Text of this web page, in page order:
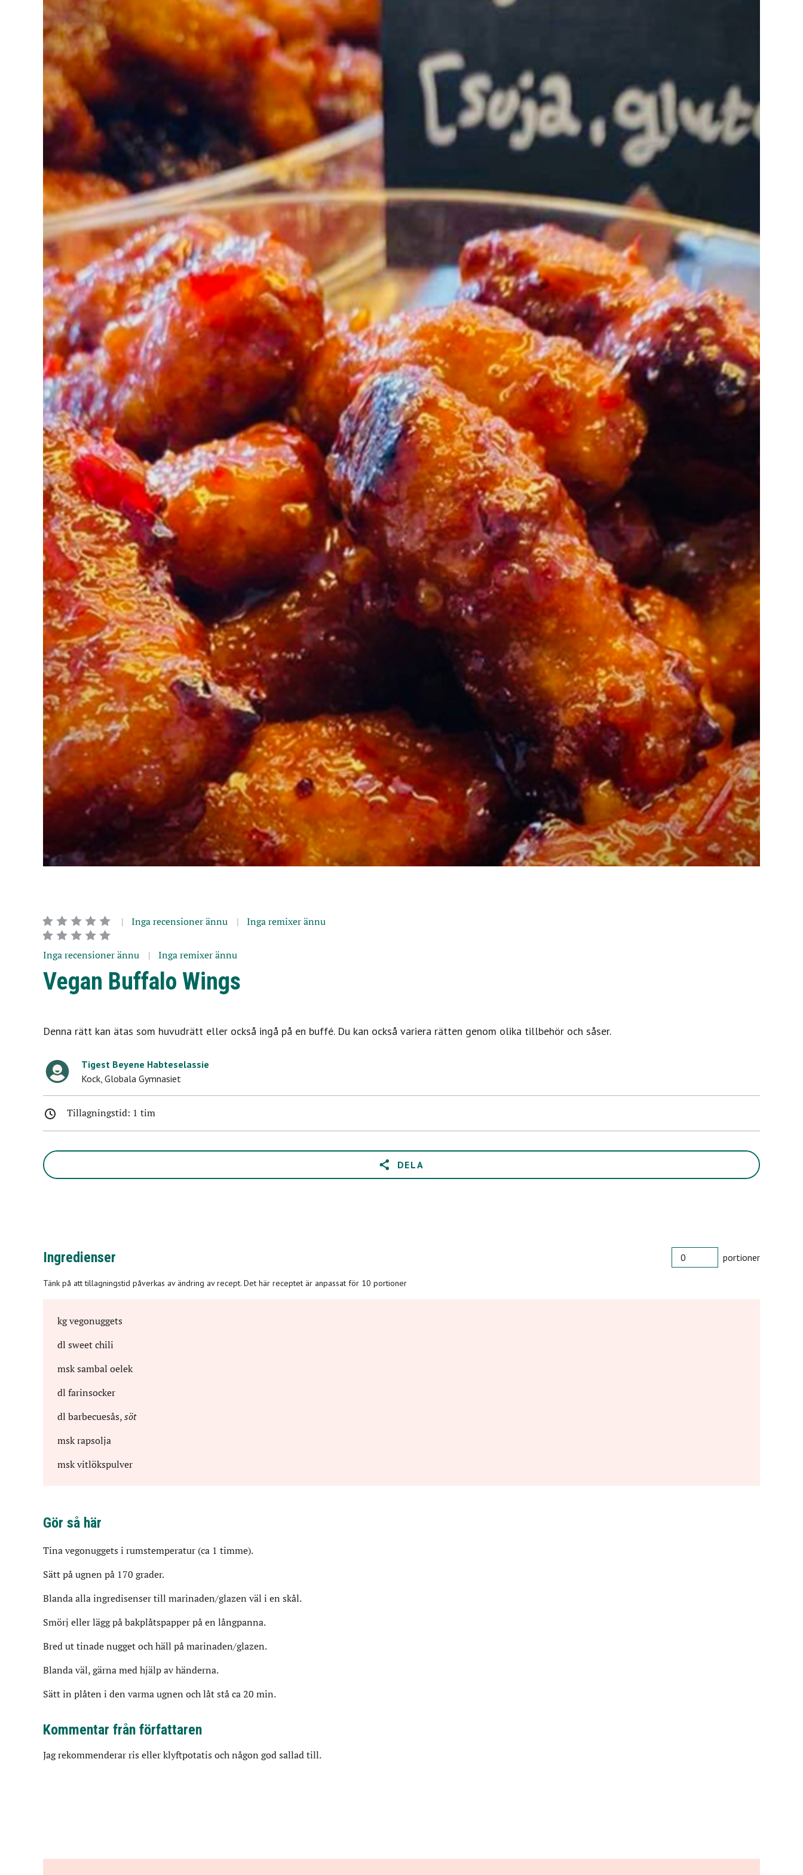
Inga recensioner ännu Inga remixer ännu
Inga recensioner ännu Inga remixer ännu
Vegan Buffalo Wings
Denna rätt kan ätas som huvudrätt eller också ingå på en buffé. Du kan också variera rätten genom olika tillbehör och såser.
Tigest Beyene Habteselassie
Kock Globala Gymnasiet
Tillagningstid: 1 tim
DELA
Ingredienser
PORTIONER
portioner
Tänk på att tillagningstid påverkas av ändring av recept. Det här receptet är anpassat för 10 portioner
kgvegonuggets
dl sweet chili
msksambal oelek
dl farinsocker
dl barbecuesås,söt
mskrapsolja
mskvitlökspulver
Gör så här
Tina vegonuggets i rumstemperatur (ca 1 timme).
Sätt på ugnen på 170 grader.
Blanda alla ingredisenser till marinaden/glazen väl i en skål.
Smörj eller lägg på bakplåtspapper på en långpanna.
Bred ut tinade nugget och häll på marinaden/glazen.
Blanda väl, gärna med hjälp av händerna.
Sätt in plåten i den varma ugnen och låt stå ca 20 min.
Kommentar från författaren
Jag rekommenderar ris eller klyftpotatis och någon god sallad till.